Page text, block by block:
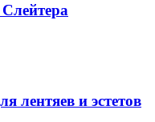
лентяев и эстетов